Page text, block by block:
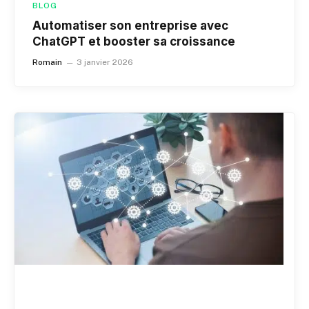
BLOG
Automatiser son entreprise avec
ChatGPT et booster sa croissance
Romain 3 janvier 2026